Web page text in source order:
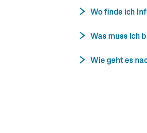
Wo finde ich
Was muss ich
Wie geht es